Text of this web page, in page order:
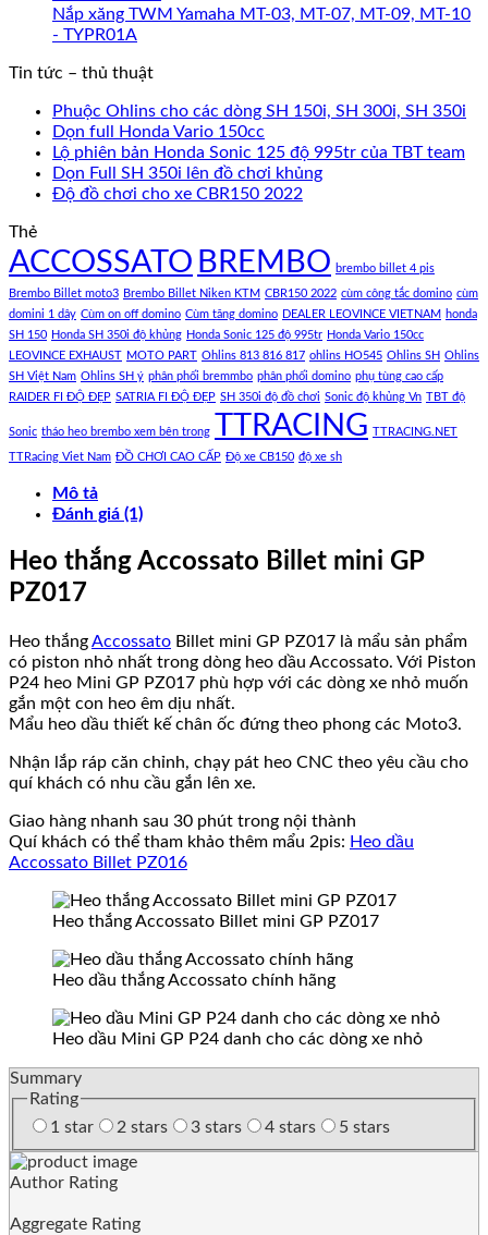
Nắp xăng TWM Yamaha MT-03, MT-07, MT-09, MT-10
- TYPR01A
Tin tức – thủ thuật
Phuộc Ohlins cho các dòng SH 150i, SH 300i, SH 350i
Dọn full Honda Vario 150cc
Lộ phiên bản Honda Sonic 125 độ 995tr của TBT team
Dọn Full SH 350i lên đồ chơi khủng
Độ đồ chơi cho xe CBR150 2022
Thẻ
ACCOSSATO BREMBO brembo billet 4 pis
Brembo Billet moto3 Brembo Billet Niken KTM CBR150 2022 cùm công tắc domino cùm
domini 1 dây Cùm on off domino Cùm tăng domino DEALER LEOVINCE VIETNAM honda
SH 150 Honda SH 350i độ khủng Honda Sonic 125 độ 995tr Honda Vario 150cc
LEOVINCE EXHAUST MOTO PART Ohlins 813 816 817 ohlins HO545 Ohlins SH Ohlins
SH Việt Nam Ohlins SH ý phân phối bremmbo phân phối domino phụ tùng cao cấp
RAIDER FI ĐỘ ĐẸP SATRIA FI ĐỘ ĐẸP SH 350i độ đồ chơi Sonic độ khủng Vn TBT độ
Sonic tháo heo brembo xem bên trong TTRACING TTRACING.NET
TTRacing Viet Nam ĐỒ CHƠI CAO CẤP Độ xe CB150 độ xe sh
Mô tả
Đánh giá (1)
Heo thắng Accossato Billet mini GP
PZ017
Heo thắngAccossato Billet mini GP PZ017 là mẩu sản phẩm
có piston nhỏ nhất trong dòng heo dầu Accossato. Với Piston
P24 heo Mini GP PZ017 phù hợp với các dòng xe nhỏ muốn
gắn một con heo êm dịu nhất.
Mẩu heo dầu thiết kế chân ốc đứng theo phong các Moto3.
Nhận lắp ráp căn chỉnh, chạy pát heo CNC theo yêu cầu cho
quí khách có nhu cầu gắn lên xe.
Giao hàng nhanh sau 30 phút trong nội thành
Quí khách có thể tham khảo thêm mẩu 2pis: Heo dầu
Accossato Billet PZ016
Heo thắng Accossato Billet mini GP PZ017
Heo dầu thắng Accossato chính hãng
Heo dầu Mini GP P24 danh cho các dòng xe nhỏ
Summary
Rating
1 star
2 stars 3 stars 4 stars 5 stars
Author Rating
Aggregate Rating